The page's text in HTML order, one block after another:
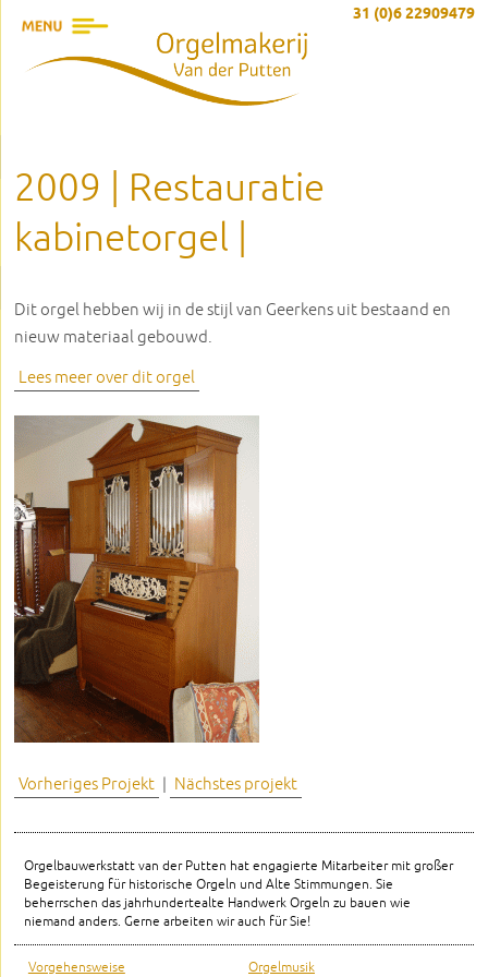
2009 | Restauratie
kabinetorgel |
Dit orgel hebben wij in de stijl van Geerkens uit bestaand en
nieuw materiaal gebouwd.
Lees meer over dit orgel
Vorheriges Projekt | Nächstes projekt
Orgelbauwerkstatt van der Putten hat engagierte Mitarbeiter mit großer
Begeisterung für historische Orgeln und Alte Stimmungen. Sie
beherrschen das jahrhundertealte Handwerk Orgeln zu bauen wie
niemand anders. Gerne arbeiten wir auch für Sie!
Vorgehensweise Orgelmusik
31 (0)6 22909479